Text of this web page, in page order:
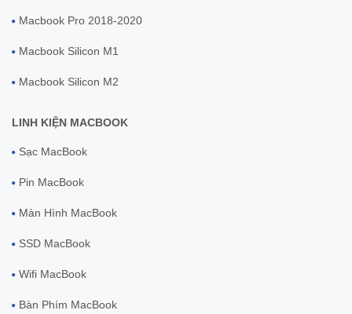
Macbook Pro 2018-2020
Macbook Silicon M1
Macbook Silicon M2
LINH KIỆN MACBOOK
Sạc MacBook
Pin MacBook
Màn Hình MacBook
SSD MacBook
Wifi MacBook
Bàn Phím MacBook